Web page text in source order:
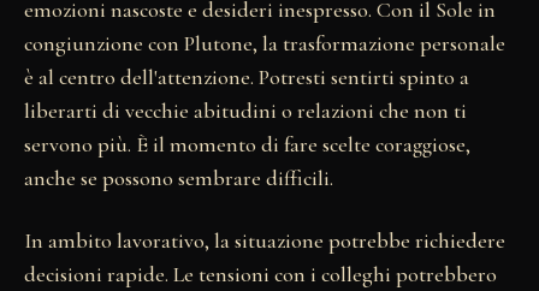
emozioni nascoste e desideri inespresso. Con il Sole in
congiunzione con Plutone, la trasformazione personale
è al centro dell'attenzione. Potresti sentirti spinto a
liberarti di vecchie abitudini o relazioni che non ti
servono più. È il momento di fare scelte coraggiose,
anche se possono sembrare difficili.
In ambito lavorativo, la situazione potrebbe richiedere
decisioni rapide. Le tensioni con i colleghi potrebbero